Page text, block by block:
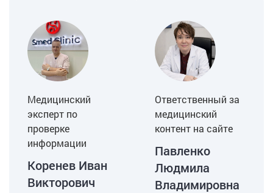
Медицинский
эксперт по
проверке
информации
Коренев Иван
Викторович
Ответственный за
медицинский
контент на сайте
Павленко
Людмила
Владимировна